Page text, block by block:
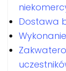
Dostawa